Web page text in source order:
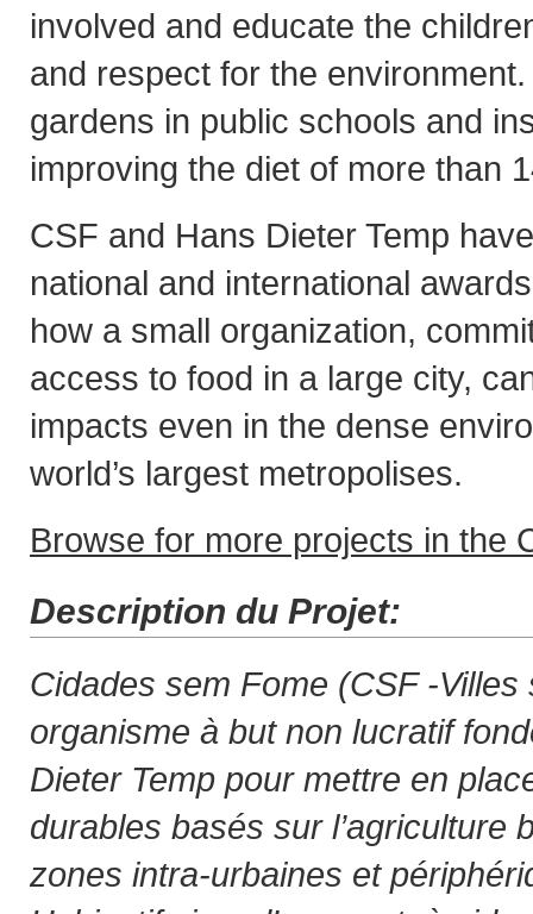
involved and educate the
and respect for the
gardens in public schools and
improving the diet of more than
CSF and Hans Dieter Temp
national and international
how a small organization,
access to food in a large city,
impacts even in the dense
world’s largest metropolises.
Browse for more projects in the
Description du Projet:
Cidades sem Fome (CSF -
organisme à but non lucratif
Dieter Temp pour mettre en
durables basés sur l’agriculture
zones intra-urbaines et